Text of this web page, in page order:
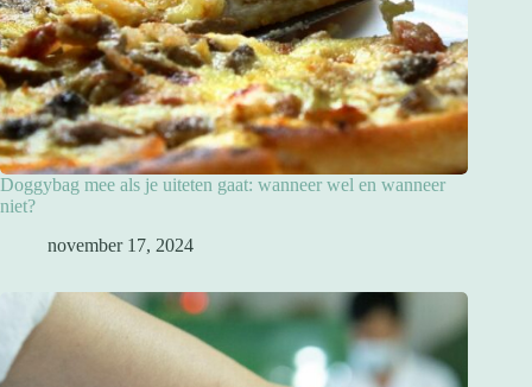
Doggybag mee als je uiteten gaat: wanneer wel en wanneer
niet?
november 17, 2024